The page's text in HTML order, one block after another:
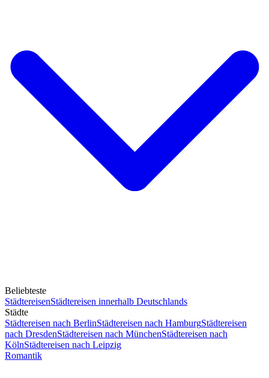
Beliebteste
StädtereisenStädtereisen innerhalb Deutschlands
Städte
Städtereisen nach BerlinStädtereisen nach HamburgStädtereisen
nach DresdenStädtereisen nach MünchenStädtereisen nach
KölnStädtereisen nach Leipzig
Romantik